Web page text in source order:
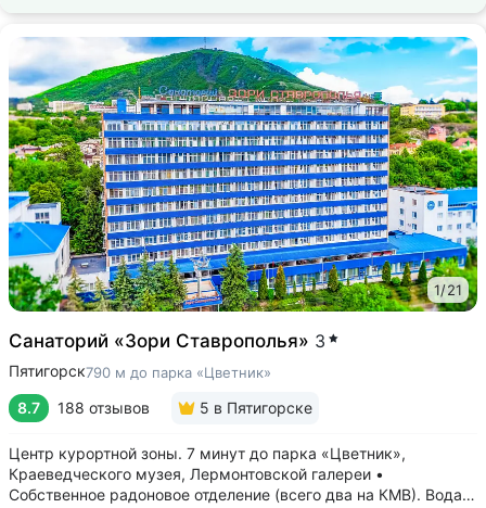
1/21
Санаторий «Зори Ставрополья» 3
Пятигорск790 м до парка «Цветник»
8.7 188 отзывов 5 в Пятигорске
Центр курортной зоны. 7 минут до парка «Цветник»,
Краеведческого музея, Лермонтовской галереи •
Собственное радоновое отделение (всего два на КМВ). Вода